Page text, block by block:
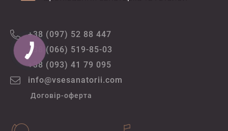
+38 (097) 52 88 447
+38 (066) 519-85-03
+38 (093) 41 79 095
info@vsesanatorii.com
Договір-оферта